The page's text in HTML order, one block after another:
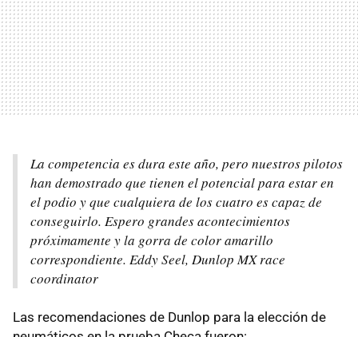
La competencia es dura este año, pero nuestros pilotos
han demostrado que tienen el potencial para estar en
el podio y que cualquiera de los cuatro es capaz de
conseguirlo. Espero grandes acontecimientos
próximamente y la gorra de color amarillo
correspondiente. Eddy Seel, Dunlop MX race
coordinator
Las recomendaciones de Dunlop para la elección de